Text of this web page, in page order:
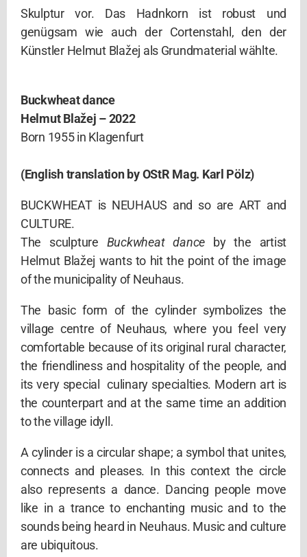
Skulptur vor. Das Hadnkorn ist robust und
genügsam wie auch der Cortenstahl, den der
Künstler Helmut Blažej als Grundmaterial wählte.
Buckwheat dance
Helmut Blažej – 2022
Born 1955 in Klagenfurt
(English translation by OStR Mag. Karl Pölz)
BUCKWHEAT is NEUHAUS and so are ART and
CULTURE.
The sculpture Buckwheat danceby the artist
Helmut Blažej wants to hit the point of the image
of the municipality of Neuhaus.
The basic form of the cylinder symbolizes the
village centre of Neuhaus, where you feel very
comfortable because of its original rural character,
the friendliness and hospitality of the people, and
its very special culinary specialties. Modern art is
the counterpart and at the same time an addition
to the village idyll.
A cylinder is a circular shape; a symbol that unites,
connects and pleases. In this context the circle
also represents a dance. Dancing people move
like in a trance to enchanting music and to the
sounds being heard in Neuhaus. Music and culture
are ubiquitous.